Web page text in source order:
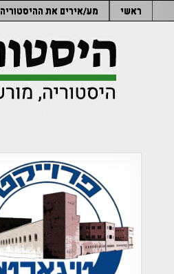
to
ראשי מע/אירים את ההיסטוריה